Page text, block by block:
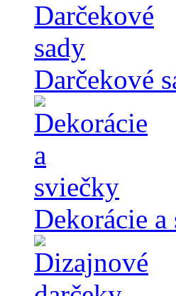
Darčekové
Dekorácie